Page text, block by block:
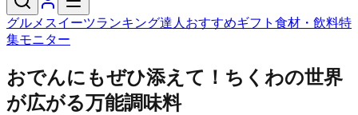
グルメ スイーツランキング達人おすすめギフト 食材・飲料特
集モニター
おでんにもぜひ添えて！ちくわの世界
が広がる万能調味料